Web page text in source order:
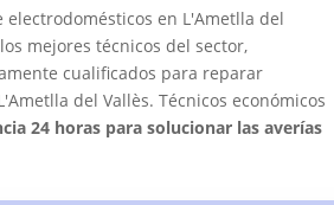
en L'Ametlla del
mejores técnicos del sector,
cualificados para reparar
del Vallès. Técnicos económicos
24 horas para solucionar las averías